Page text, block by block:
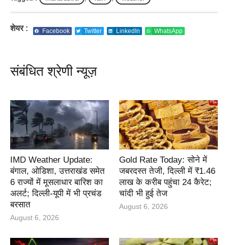
शेयर : Facebook Twitter LinkedIn WhatsApp
संबंधित श्रेणी न्यूज़
IMD Weather Update:
बंगाल, ओडिशा, उत्तराखंड समेत
6 राज्यों में मूसलाधार बारिश का
अलर्ट; दिल्ली-यूपी में भी प्रचंड
बरसात
August 6, 2026
Gold Rate Today: सोने में
जबरदस्त तेजी, दिल्ली में ₹1.46
लाख के करीब पहुंचा 24 कैरेट;
चांदी भी हुई तेज
August 6, 2026